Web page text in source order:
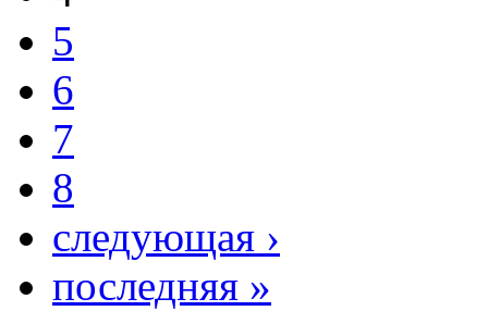
5
6
7
8
следующая ›
последняя »